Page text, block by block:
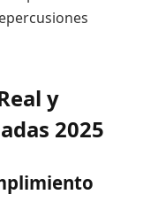
y
2025